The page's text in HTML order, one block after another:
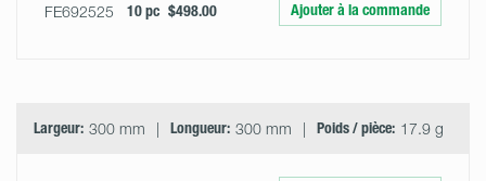
FE692525 10 pc $498.00 Ajouter à la commande
Largeur: 300 mm Longueur: 300 mm Poids / pièce: 17.9 g